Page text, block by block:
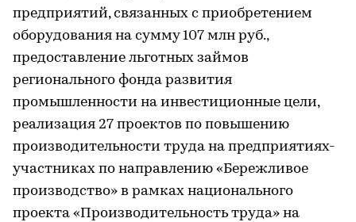
предприятий, связанных с приобретением
оборудования на сумму 107 млн руб.,
предоставление льготных займов
регионального фонда развития
промышленности на инвестиционные цели,
реализация 27 проектов по повышению
производительности труда на предприятиях-
участниках по направлению «Бережливое
производство» в рамках национального
проекта «Производительность труда» на